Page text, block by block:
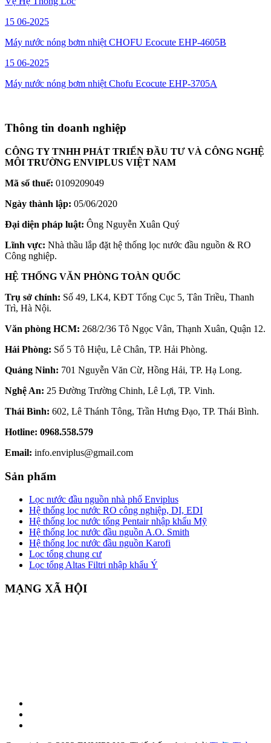
15 06-2025
Máy nước nóng bơm nhiệt CHOFU Ecocute EHP-4605B
15 06-2025
Máy nước nóng bơm nhiệt Chofu Ecocute EHP-3705A
Thông tin doanh nghiệp
CÔNG TY TNHH PHÁT TRIỂN ĐẦU TƯ VÀ CÔNG NGHỆ
MÔI TRƯỜNG ENVIPLUS VIỆT NAM
Mã số thuế: 0109209049
Ngày thành lập: 05/06/2020
Đại diện pháp luật: Ông Nguyễn Xuân Quý
Lĩnh vực: Nhà thầu lắp đặt hệ thống lọc nước đầu nguồn & RO
Công nghiệp.
HỆ THỐNG VĂN PHÒNG TOÀN QUỐC
Trụ sở chính: Số 49, LK4, KĐT Tổng Cục 5, Tân Triều, Thanh
Trì, Hà Nội.
Văn phòng HCM: 268/2/36 Tô Ngọc Vân, Thạnh Xuân, Quận 12.
Hải Phòng: Số 5 Tô Hiệu, Lê Chân, TP. Hải Phòng.
Quảng Ninh: 701 Nguyễn Văn Cừ, Hồng Hải, TP. Hạ Long.
Nghệ An: 25 Đường Trường Chinh, Lê Lợi, TP. Vinh.
Thái Bình: 602, Lê Thánh Tông, Trần Hưng Đạo, TP. Thái Bình.
Hotline: 0968.558.579
Email: info.enviplus@gmail.com
Sản phẩm
Lọc nước đầu nguồn nhà phố Enviplus
Hệ thống lọc nước RO công nghiệp, DI, EDI
Hệ thống lọc nước tổng Pentair nhập khẩu Mỹ
Hệ thống lọc nước đầu nguồn A.O. Smith
Hệ thống lọc nước đầu nguồn Karofi
Lọc tổng chung cư
Lọc tổng Altas Filtri nhập khẩu Ý
MẠNG XÃ HỘI